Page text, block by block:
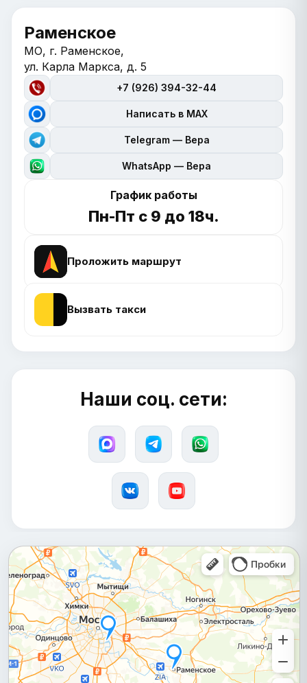
Раменское
МО, г. Раменское,
ул. Карла Маркса, д. 5
+7 (926) 394-32-44
Написать в MAX
Telegram — Вера
WhatsApp — Вера
График работы
Пн-Пт с 9 до 18ч.
Проложить маршрут
Вызвать такси
Наши соц. сети: